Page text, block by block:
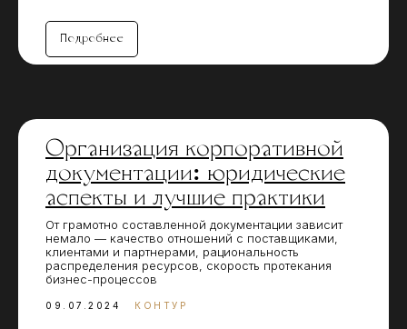
Подробнее
Организация корпоративной
документации: юридические
аспекты и лучшие практики
От грамотно составленной документации зависит
немало — качество отношений с поставщиками,
клиентами и партнерами, рациональность
распределения ресурсов, скорость протекания
бизнес-процессов
09.07.2024 КОНТУР